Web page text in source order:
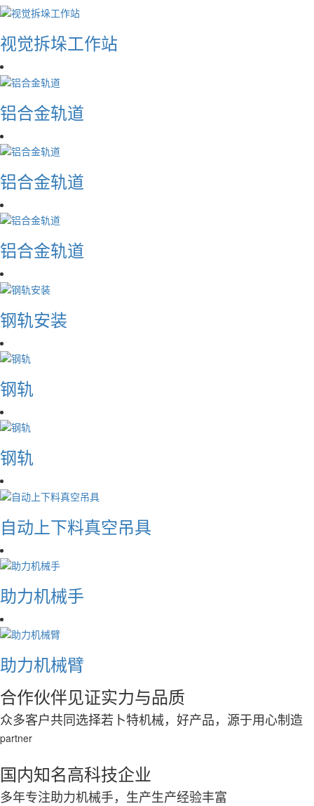
视觉拆垛工作站
铝合金轨道
铝合金轨道
铝合金轨道
钢轨安装
钢轨
钢轨
自动上下料真空吊具
助力机械手
助力机械臂
合作伙伴见证实力与品质
众多客户共同选择若卜特机械，好产品，源于用心制造
partner
国内知名高科技企业
多年专注助力机械手，生产生产经验丰富